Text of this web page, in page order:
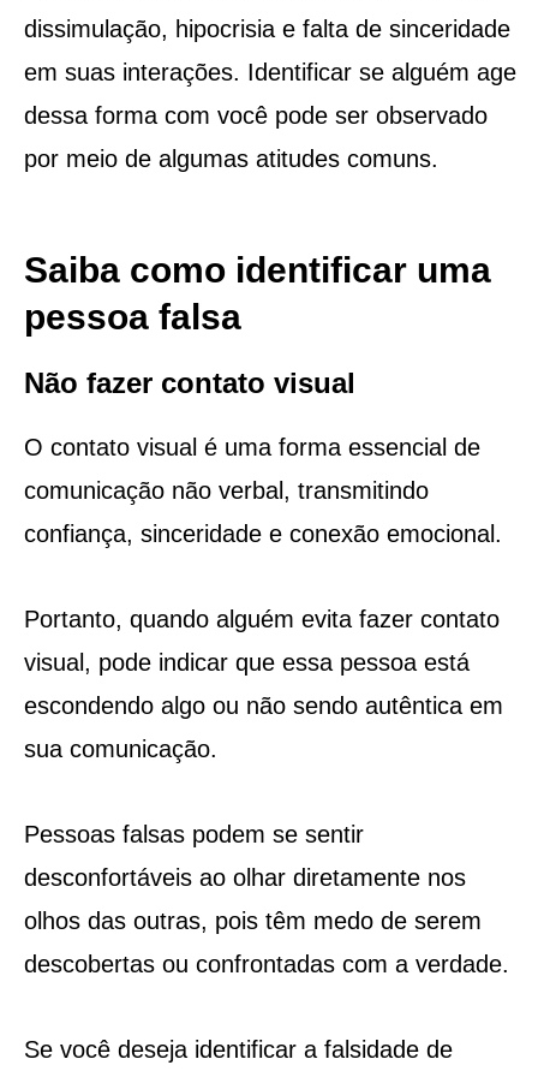
dissimulação, hipocrisia e falta de sinceridade
em suas interações. Identificar se alguém age
dessa forma com você pode ser observado
por meio de algumas atitudes comuns.
Saiba como identificar uma
pessoa falsa
Não fazer contato visual
O contato visual é uma forma essencial de
comunicação não verbal, transmitindo
confiança, sinceridade e conexão emocional.
Portanto, quando alguém evita fazer contato
visual, pode indicar que essa pessoa está
escondendo algo ou não sendo autêntica em
sua comunicação.
Pessoas falsas podem se sentir
desconfortáveis ao olhar diretamente nos
olhos das outras, pois têm medo de serem
descobertas ou confrontadas com a verdade.
Se você deseja identificar a falsidade de